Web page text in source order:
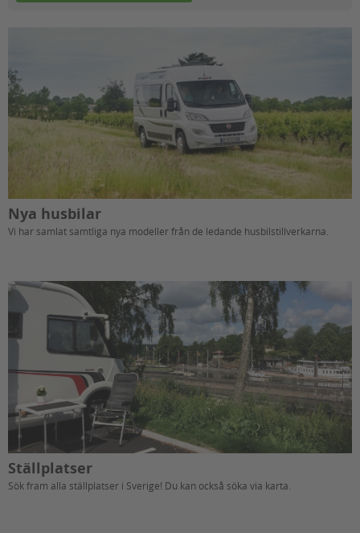
Nya husbilar
Vi har samlat samtliga nya modeller från de ledande husbilstillverkarna.
Ställplatser
Sök fram alla ställplatser i Sverige! Du kan också söka via karta.